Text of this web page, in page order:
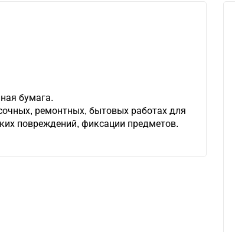
бумага.
ремонтных, бытовых работах для
повреждений, фиксации предметов.